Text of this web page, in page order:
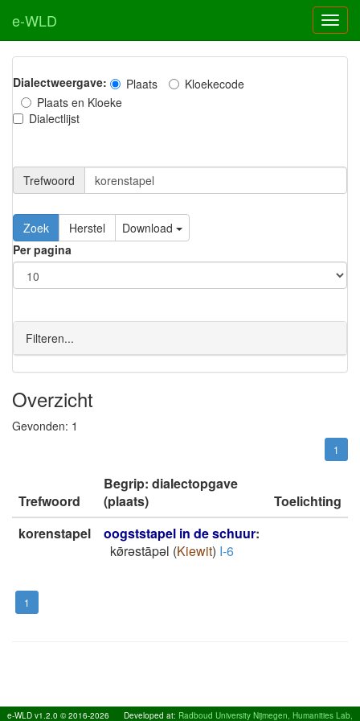
e-WLD
Dialectweergave: Plaats
Kloekecode
Plaats en Kloeke
Dialectlijst
Trefwoord
Download
Per pagina
Filteren...
Overzicht
Gevonden: 1
1
Trefwoord
Begrip: dialectopgave
(plaats)
Toelichting
korenstapel
oogststapel in de schuur:
kø̄rǝstāpǝl (Kiewit) I-6
1
e-WLD v1.2.0 © 2016-2026 Developed at: Radboud University Nijmegen, Humanities Lab,